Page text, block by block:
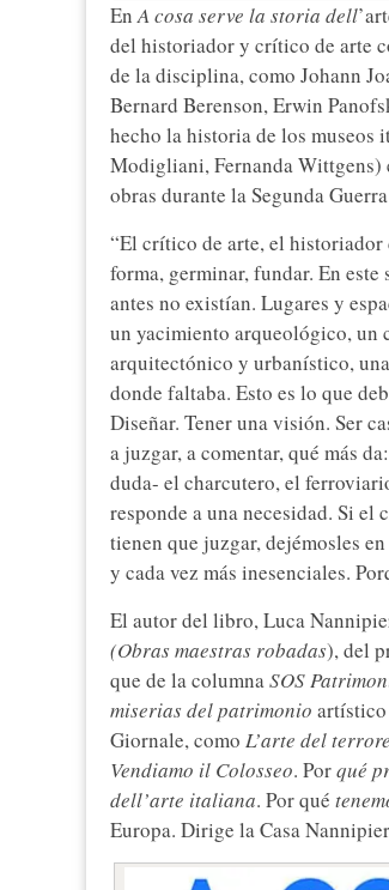
EnA cosa serve la storia dell
del historiador y crítico de arte
de la disciplina, como Johann
Bernard Berenson, Erwin
hecho la historia de los museos
Modigliani, Fernanda Wittgens)
obras durante la Segunda
“El crítico de arte, el
forma, germinar, fundar. En
antes no existían. Lugares y
un yacimiento arqueológico, un
arquitectónico y urbanístico,
donde faltaba. Esto es lo que
Diseñar. Tener una visión. Ser
a juzgar, a comentar, qué más
duda- el charcutero, el
responde a una necesidad. Si
tienen que juzgar, dejémosles
y cada vez más inesenciales.
El autor del libro, Luca
(Obras maestras robadas), del
que de la columnaSOS
miserias del patrimonio
Giornale, como L’arte del
Vendiamo il Colosseo. Porqué
dell’arte italiana. Por qué
Europa. Dirige la Casa